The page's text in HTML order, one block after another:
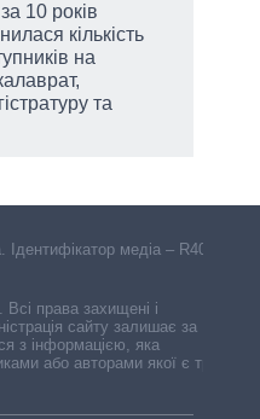
10 років
кількість
на
та
медіа – R40-
. Всі права захищені і
сайту залишає за
з інформацією, яка
або авторами якої є треті